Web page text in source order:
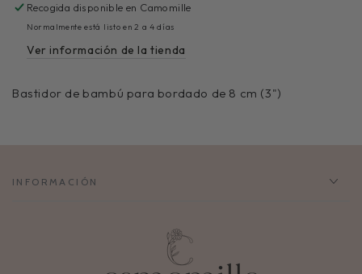
Recogida disponible en Camomille
Normalmente está listo en 2 a 4 días
Ver información de la tienda
Bastidor de bambú para bordado de 8 cm (3")
INFORMACIÓN